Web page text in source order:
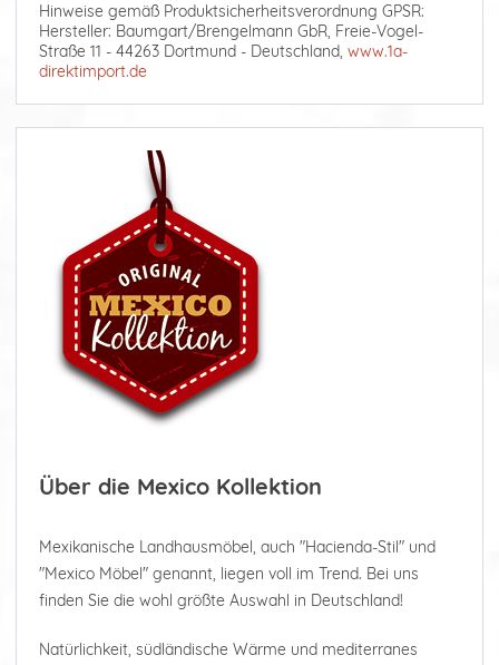
Hinweise gemäß Produktsicherheitsverordnung GPSR:
Hersteller: Baumgart/Brengelmann GbR, Freie-Vogel-
Straße 11 - 44263 Dortmund - Deutschland, www.1a-
direktimport.de
Über die Mexico Kollektion
Mexikanische Landhausmöbel, auch "Hacienda-Stil" und
"Mexico Möbel" genannt, liegen voll im Trend. Bei uns
finden Sie die wohl größte Auswahl in Deutschland!
Natürlichkeit, südländische Wärme und mediterranes